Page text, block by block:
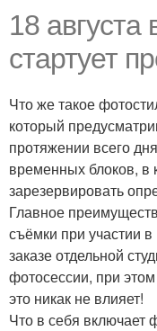
18 августа
стартует
Что же такое
который
протяжении всего
временных блоков,
зарезервировать
Главное
съёмки при участии
заказе отдельной
фотосессии, при
это никак не влияет!
Что в себя включает